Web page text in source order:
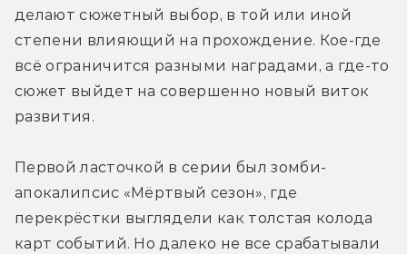
делают сюжетный выбор, в той или иной
степени влияющий на прохождение. Кое-где
всё ограничится разными наградами, а где-то
сюжет выйдет на совершенно новый виток
развития.
Первой ласточкой в серии был зомби-
апокалипсис «Мёртвый сезон», где
перекрёстки выглядели как толстая колода
карт событий. Но далеко не все срабатывали